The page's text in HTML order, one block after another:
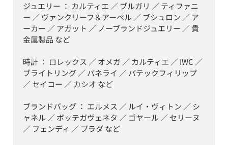
ジュエリー ： カルティエ ／ ブルガリ ／ ティファニ
ー ／ ヴァンクリーフ＆アーペル ／ ブシュロン ／ ア
ーカー ／ アガット ／ ノーブランドジュエリー ／ 貴
金属製品 など
時計 ： ロレックス ／ オメガ ／ カルティエ ／ IWC ／
ブライトリング ／ パネライ ／ パテックフィリップ
／ セイコー ／ カシオ など
ブランドバッグ ： エルメス ／ ルイ・ヴィトン ／ シ
ャネル ／ ボッテガヴェネタ ／ ゴヤール ／ セリーヌ
／ フェンディ ／ プラダ など